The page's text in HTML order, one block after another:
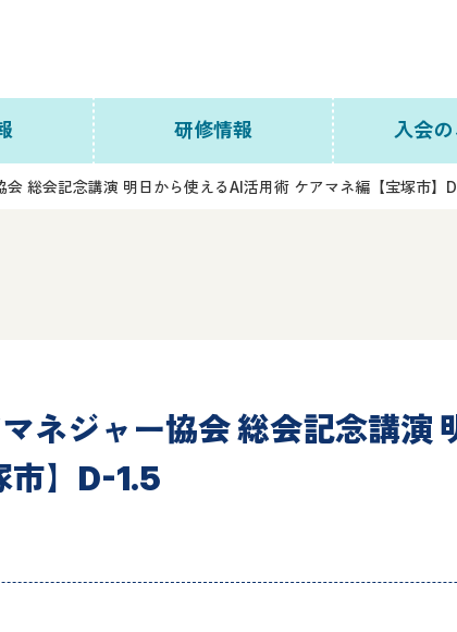
て
研修情報
主任介護支援専門員研修
研修単位認定制度
入会
総会記念講演 明日から使えるAI活用術 ケアマネ編【宝塚市】
ネジャー協会 総会記念講演
市】D-1.5